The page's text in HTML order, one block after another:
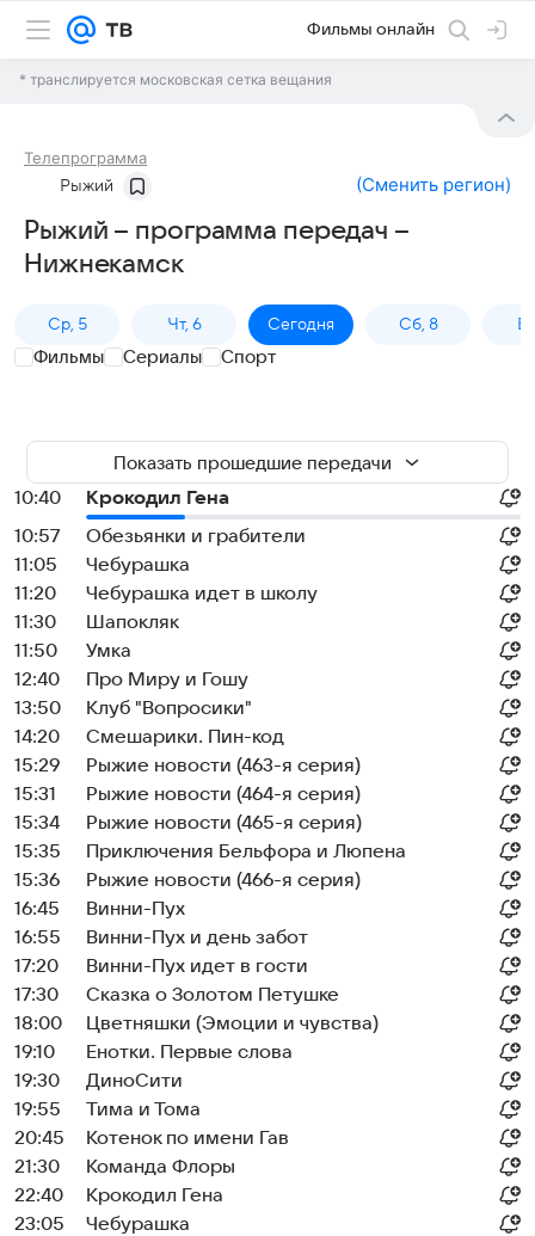
Фильмы онлайн
* транслируется московская сетка вещания
Телепрограмма
Рыжий (Сменить регион)
Рыжий – программа передач –
Нижнекамск
Ср, 5 Чт, 6 Сегодня Сб, 8
Фильмы Сериалы Спорт
Показать прошедшие передачи
10:40
Крокодил Гена
10:57
Обезьянки и грабители
11:05
Чебурашка
11:20
Чебурашка идет в школу
11:30
Шапокляк
11:50
Умка
12:40
Про Миру и Гошу
13:50
Клуб "Вопросики"
14:20
Смешарики. Пин-код
15:29
Рыжие новости (463-я серия)
15:31
Рыжие новости (464-я серия)
15:34
Рыжие новости (465-я серия)
15:35
Приключения Бельфора и Люпена
15:36
Рыжие новости (466-я серия)
16:45
Винни-Пух
16:55
Винни-Пух и день забот
17:20
Винни-Пух идет в гости
17:30
Сказка о Золотом Петушке
18:00
Цветняшки (Эмоции и чувства)
19:10
Енотки. Первые слова
19:30
ДиноСити
19:55
Тима и Тома
20:45
Котенок по имени Гав
21:30
Команда Флоры
22:40
Крокодил Гена
23:05
Чебурашка